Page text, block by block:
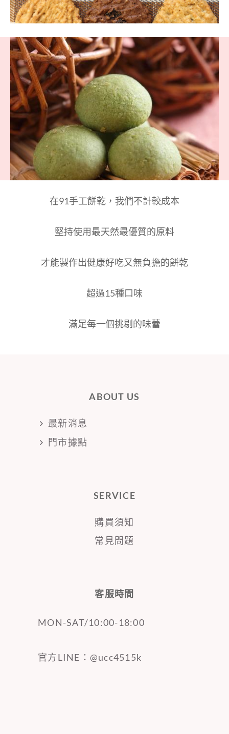
Continue
Reading
在91手工餅乾，我們不計較成本
堅持使用最天然最優質的原料
才能製作出健康好吃又無負擔的餅乾
超過15種口味
滿足每一個挑剔的味蕾
ABOUT US
最新消息
門市據點
SERVICE
購買須知
常見問題
客服時間
MON-SAT/10:00-18:00
官方LINE：@ucc4515k